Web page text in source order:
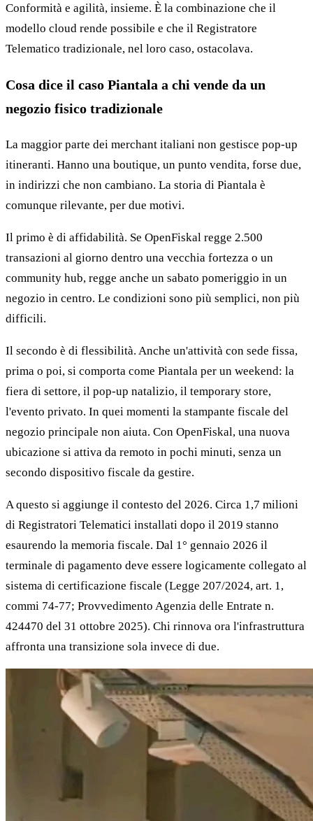
Conformità e agilità, insieme. È la combinazione che il
modello cloud rende possibile e che il Registratore
Telematico tradizionale, nel loro caso, ostacolava.
Cosa dice il caso Piantala a chi vende da un
negozio fisico tradizionale
La maggior parte dei merchant italiani non gestisce pop-up
itineranti. Hanno una boutique, un punto vendita, forse due,
in indirizzi che non cambiano. La storia di Piantala è
comunque rilevante, per due motivi.
Il primo è di affidabilità. Se OpenFiskal regge 2.500
transazioni al giorno dentro una vecchia fortezza o un
community hub, regge anche un sabato pomeriggio in un
negozio in centro. Le condizioni sono più semplici, non più
difficili.
Il secondo è di flessibilità. Anche un'attività con sede fissa,
prima o poi, si comporta come Piantala per un weekend: la
fiera di settore, il pop-up natalizio, il temporary store,
l'evento privato. In quei momenti la stampante fiscale del
negozio principale non aiuta. Con OpenFiskal, una nuova
ubicazione si attiva da remoto in pochi minuti, senza un
secondo dispositivo fiscale da gestire.
A questo si aggiunge il contesto del 2026. Circa 1,7 milioni
di Registratori Telematici installati dopo il 2019 stanno
esaurendo la memoria fiscale. Dal 1° gennaio 2026 il
terminale di pagamento deve essere logicamente collegato al
sistema di certificazione fiscale (Legge 207/2024, art. 1,
commi 74-77; Provvedimento Agenzia delle Entrate n.
424470 del 31 ottobre 2025). Chi rinnova ora l'infrastruttura
affronta una transizione sola invece di due.